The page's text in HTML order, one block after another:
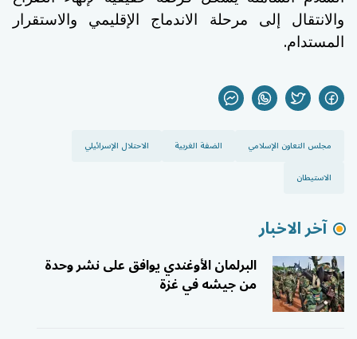
والانتقال إلى مرحلة الاندماج الإقليمي والاستقرار
المستدام.
مجلس التعاون الإسلامي الضفة الغربية
الاحتلال الإسرائيلي
الاستيطان
آخر الاخبار
البرلمان الأوغندي يوافق على نشر وحدة
من جيشه في غزة